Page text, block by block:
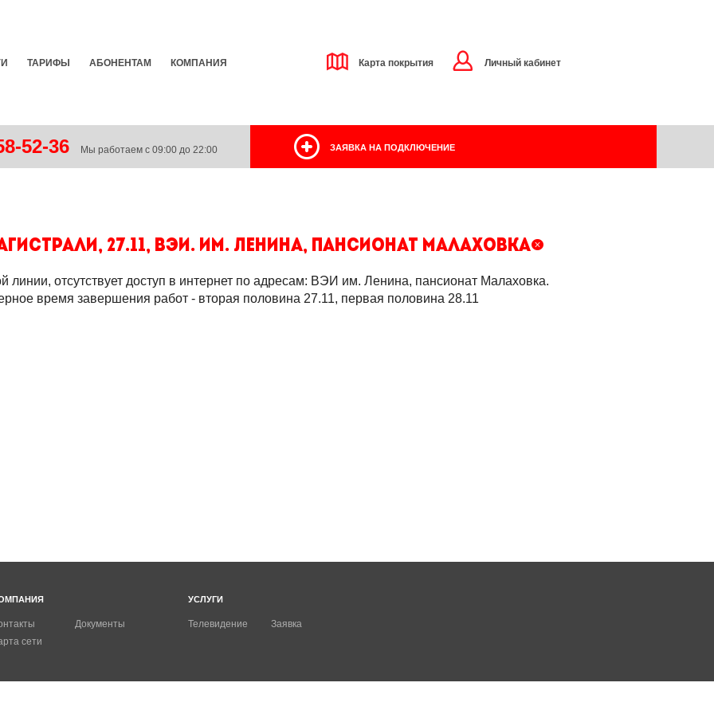
ТАРИФЫ АБОНЕНТАМ КОМПАНИЯ Карта покрытия Личный кабинет
52-36 Мы работаем с 09:00 до 22:00 ЗАЯВКА НА ПОДКЛЮЧЕНИЕ
27.11, ВЭИ. им. Ленина, пансионат Малаховка;
линии, отсутствует доступ в интернет по адресам: ВЭИ им. Ленина, пансионат Малаховка.
время завершения работ - вторая половина 27.11, первая половина 28.11
Документы
сети
УСЛУГИ
Телевидение Заявка